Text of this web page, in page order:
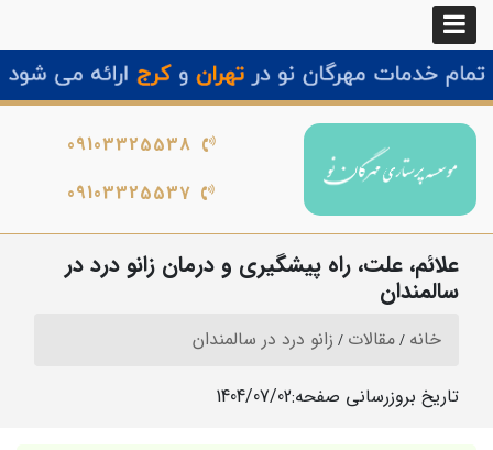
09103325538
09103325537
علائم، علت، راه پیشگیری و درمان زانو درد در
سالمندان
خانه مقالات زانو درد در سالمندان
تاریخ بروزرسانی صفحه:1404/07/02